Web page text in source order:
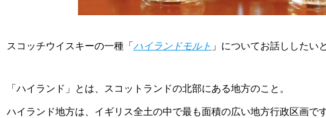
スコッチウイスキーの一種「 ハイランドモルト 」についてお話ししたい
「ハイランド」とは、スコットランドの北部にある地方のこと。
ハイランド地方は、イギリス全土の中で最も面積の広い地方行政区画です